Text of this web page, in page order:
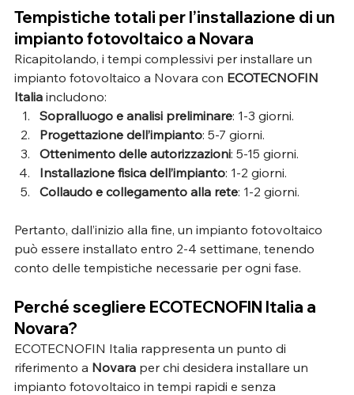
Tempistiche totali per l’installazione di un
impianto fotovoltaico a Novara
Ricapitolando, i tempi complessivi per installare un
impianto fotovoltaico a Novara con ECOTECNOFIN
Italia includono:
Sopralluogo e analisi preliminare: 1-3 giorni.
Progettazione dell’impianto: 5-7 giorni.
Ottenimento delle autorizzazioni: 5-15 giorni.
Installazione fisica dell’impianto: 1-2 giorni.
Collaudo e collegamento alla rete: 1-2 giorni.
Pertanto, dall’inizio alla fine, un impianto fotovoltaico
può essere installato entro 2-4 settimane, tenendo
conto delle tempistiche necessarie per ogni fase.
Perché scegliere ECOTECNOFIN Italia a
Novara?
ECOTECNOFIN Italia rappresenta un punto di
riferimento a Novara per chi desidera installare un
impianto fotovoltaico in tempi rapidi e senza